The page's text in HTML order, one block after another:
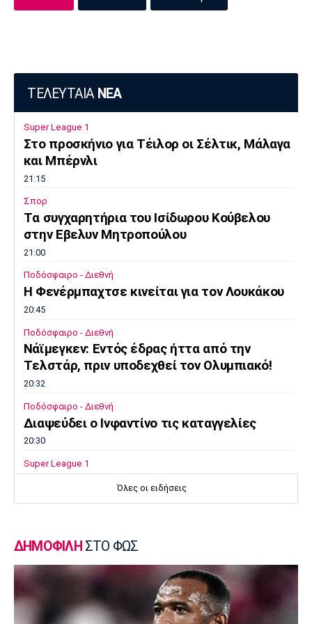
ΤΕΛΕΥΤΑΙΑ ΝΕΑ
Super League 1
Στο προσκήνιο για Τέιλορ οι Σέλτικ, Μάλαγα
και Μπέρνλι
21:15
Σπορ
Tα συγχαρητήρια του Ισίδωρου Κούβελου
στην Εβελυν Μητροπούλου
21:00
Ποδόσφαιρο - Διεθνή
Η Φενέρμπαχτσε κινείται για τον Λουκάκου
20:45
Ποδόσφαιρο - Διεθνή
Νάϊμεγκεν: Εντός έδρας ήττα από την
Tελστάρ, πριν υποδεχθεί τον Ολυμπιακό!
20:32
Ποδόσφαιρο - Διεθνή
Διαψεύδει ο Ινφαντίνο τις καταγγελίες
20:30
Super League 1
Ατρόμητος: Επαγγελματικό συμβόλαιο για
ΠΑΟΚ – Μπραν 2-3: Εκτός συνέχειας από το
Champions League οι γυναίκες του
20:00
Όλες οι ειδήσεις
ΔΗΜΟΦΙΛΗ ΣΤΟ ΦΩΣ